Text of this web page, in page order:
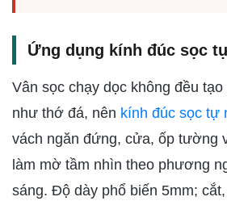
Ứng dụng kính đúc sọc
Vân sọc chạy dọc không đều
như thớ đá, nên kính đúc sọc tự
vách ngăn đứng, cửa, ốp tường
làm mờ tầm nhìn theo phương
sáng. Độ dày phổ biến 5mm;